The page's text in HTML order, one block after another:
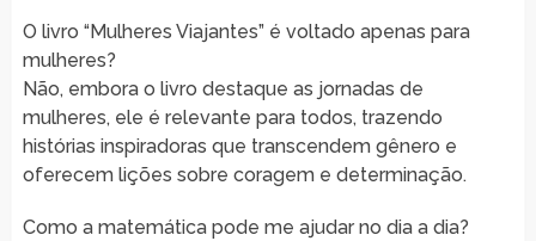
O livro “Mulheres Viajantes” é voltado apenas para
mulheres?
Não, embora o livro destaque as jornadas de
mulheres, ele é relevante para todos, trazendo
histórias inspiradoras que transcendem gênero e
oferecem lições sobre coragem e determinação.
Como a matemática pode me ajudar no dia a dia?